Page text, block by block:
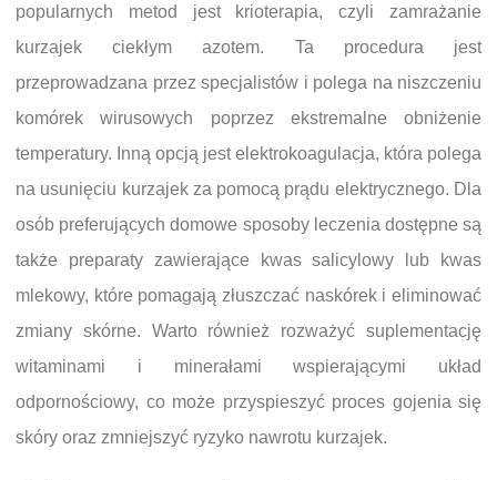
popularnych metod jest krioterapia, czyli zamrażanie
kurzajek ciekłym azotem. Ta procedura jest
przeprowadzana przez specjalistów i polega na niszczeniu
komórek wirusowych poprzez ekstremalne obniżenie
temperatury. Inną opcją jest elektrokoagulacja, która polega
na usunięciu kurzajek za pomocą prądu elektrycznego. Dla
osób preferujących domowe sposoby leczenia dostępne są
także preparaty zawierające kwas salicylowy lub kwas
mlekowy, które pomagają złuszczać naskórek i eliminować
zmiany skórne. Warto również rozważyć suplementację
witaminami i minerałami wspierającymi układ
odpornościowy, co może przyspieszyć proces gojenia się
skóry oraz zmniejszyć ryzyko nawrotu kurzajek.